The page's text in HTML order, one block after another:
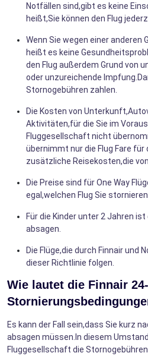
Notfällen sind,gibt es keine
heißt,Sie können den Flug
Wenn Sie wegen einer anderen
heißt es keine
den Flug außerdem Grund von
oder unzureichende
Stornogebühren zahlen.
Die Kosten von
Aktivitäten,für die Sie im
Fluggesellschaft nicht
übernimmt nur die Flug Fare für
zusätzliche Reisekosten,die
Die Preise sind für One Way
egal,welchen Flug Sie stornieren
Für die Kinder unter 2 Jahren
absagen.
Die Flüge,die durch Finnair und
dieser Richtlinie folgen.
Wie lautet die Finnair
Es kann der Fall sein,dass Sie kurz
absagen müssen.In diesem
Fluggesellschaft die